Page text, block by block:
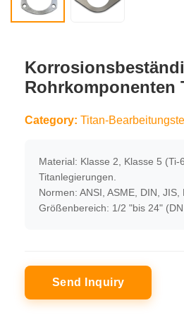
Rohrkomponenten
Category: Titan-
Material: Klasse 2, Klasse 5 (Ti-
Titanlegierungen.
Normen: ANSI, ASME, DIN, JIS,
Größenbereich: 1/2 "bis 24"
Send Inquiry